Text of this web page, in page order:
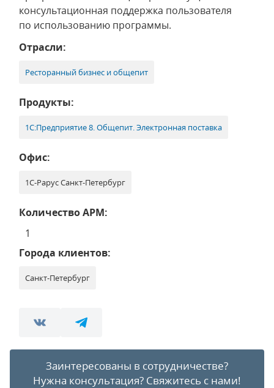
консультационная поддержка пользователя
по использованию программы.
Отрасли:
Ресторанный бизнес и общепит
Продукты:
1С:Предприятие 8. Общепит. Электронная поставка
Офис:
1С-Рарус Санкт-Петербург
Количество АРМ:
1
Города клиентов:
Санкт-Петербург
Заинтересованы в сотрудничестве?
Нужна консультация? Свяжитесь с нами!